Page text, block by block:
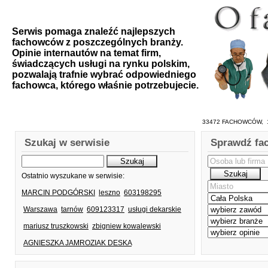
Serwis pomaga znaleźć najlepszych
fachowców z poszczególnych branży.
Opinie internautów na temat firm,
świadczących usługi na rynku polskim,
pozwalają trafnie wybrać odpowiedniego
fachowca, którego właśnie potrzebujecie.
33472
Szukaj w serwisie
Ostatnio wyszukane w serwisie:
MARCIN PODGÓRSKI
leszno 603198295
Warszawa tarnów 609123317 usługi dekarskie
mariusz truszkowski zbigniew kowalewski
AGNIESZKA JAMROZIAK DESKA
Sprawdź